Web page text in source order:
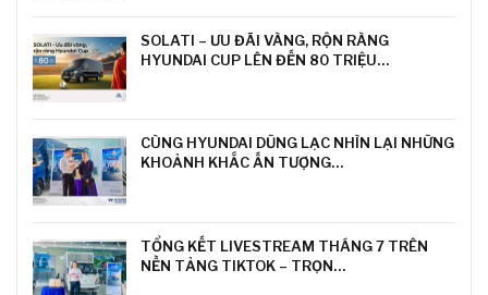
SOLATI – ƯU ĐÃI VÀNG, RỘN RÀNG
HYUNDAI CUP LÊN ĐẾN 80 TRIỆU…
CÙNG HYUNDAI DŨNG LẠC NHÌN LẠI NHỮNG
KHOẢNH KHẮC ẤN TƯỢNG…
TỔNG KẾT LIVESTREAM THÁNG 7 TRÊN
NỀN TẢNG TIKTOK – TRỌN…